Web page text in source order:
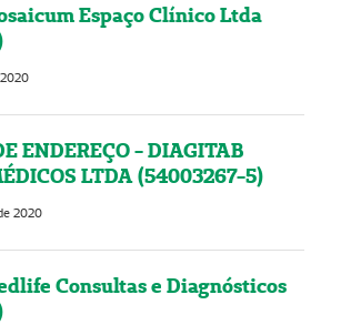
Espaço Clínico Ltda
ENDEREÇO - DIAGITAB
LTDA (54003267-5)
2020
Consultas e Diagnósticos